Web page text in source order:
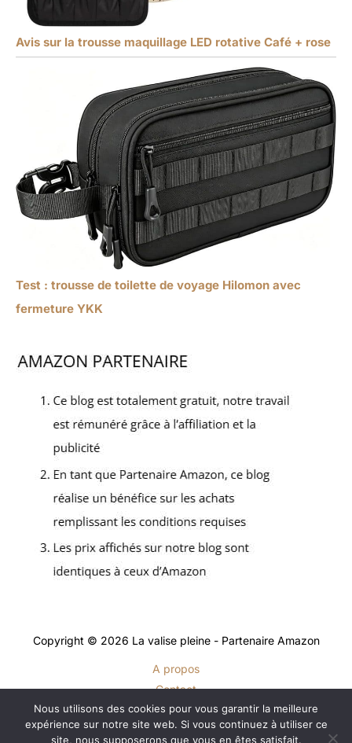
Avis sur la trousse maquillage LED rotative Café + rose
Test : trousse de toilette de voyage Hilomon avec
fermeture YKK
Copyright © 2026 La valise pleine - Partenaire Amazon
A propos
Contact
Plan du site
Mentions légales
Nous utilisons des cookies pour vous garantir la meilleure
expérience sur notre site web. Si vous continuez à utiliser ce
site, nous supposerons que vous en êtes satisfait.